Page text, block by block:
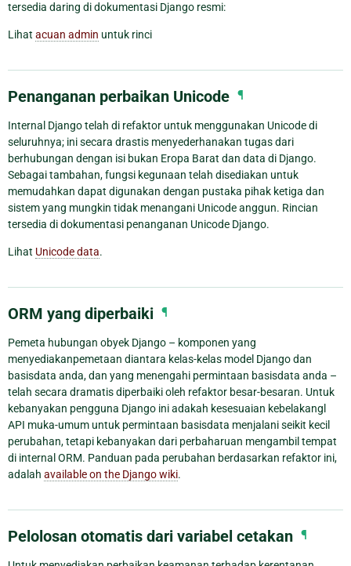
tersedia daring di dokumentasi Django resmi:
Lihat acuan admin untuk rinci
Penanganan perbaikan Unicode ¶
Internal Django telah di refaktor untuk menggunakan Unicode di
seluruhnya; ini secara drastis menyederhanakan tugas dari
berhubungan dengan isi bukan Eropa Barat dan data di Django.
Sebagai tambahan, fungsi kegunaan telah disediakan untuk
memudahkan dapat digunakan dengan pustaka pihak ketiga dan
sistem yang mungkin tidak menangani Unicode anggun. Rincian
tersedia di dokumentasi penanganan Unicode Django.
Lihat Unicode data.
ORM yang diperbaiki ¶
Pemeta hubungan obyek Django – komponen yang
menyediakanpemetaan diantara kelas-kelas model Django dan
basisdata anda, dan yang menengahi permintaan basisdata anda –
telah secara dramatis diperbaiki oleh refaktor besar-besaran. Untuk
kebanyakan pengguna Django ini adakah kesesuaian kebelakangl
API muka-umum untuk permintaan basisdata menjalani seikit kecil
perubahan, tetapi kebanyakan dari perbaharuan mengambil tempat
di internal ORM. Panduan pada perubahan berdasarkan refaktor ini,
adalah available on the Django wiki.
Pelolosan otomatis dari variabel cetakan ¶